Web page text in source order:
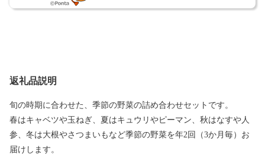
返礼品説明
旬の時期に合わせた、季節の野菜の詰め合わせセットです。
春はキャベツや玉ねぎ、夏はキュウリやピーマン、秋はなすや人
参、冬は大根やさつまいもなど季節の野菜を年2回（3か月毎）お
届けします。